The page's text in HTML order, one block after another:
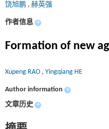
饶旭鹏 , 赫英强
作者信息 +
Formation of new
Xupeng RAO , Yingqiang HE
Author information +
文章历史 +